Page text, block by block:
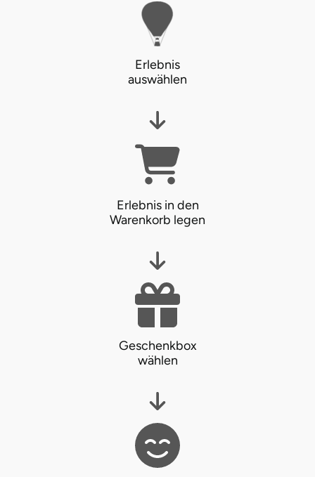
Erlebnis
auswählen
Erlebnis in den
Warenkorb legen
Geschenkbox
wählen